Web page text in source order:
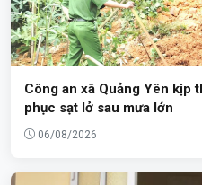
Công an xã Quảng Yên kịp
phục sạt lở sau mưa lớn
06/08/2026